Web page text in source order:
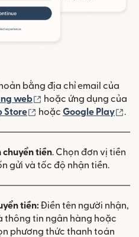
bằng địa chỉ email của
web (mở trong cửa sổ mới)
hoặc ứng dụng của
Store (mở trong cửa sổ mới)
hoặc Google Play .
chuyển tiền. Chọn đơn vị tiền
gửi và tốc độ nhận tiền.
tiền:Điền tên người nhận,
thông tin ngân hàng hoặc
phương thức thanh toán